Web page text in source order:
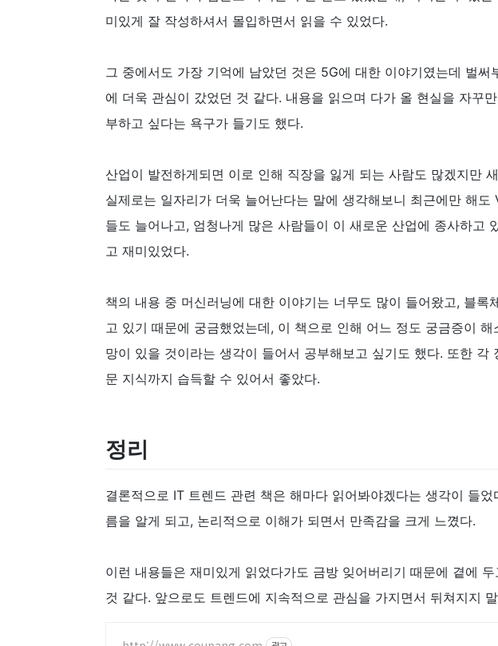
미있게 잘 작성하셔서 몰입하면서 읽을 수 있었다.
그 중에서도 가장 기억에 남았던 것은 5G에 대한 이야기였는데 벌써
에 더욱 관심이 갔었던 것 같다. 내용을 읽으며 다가 올 현실을 자꾸
부하고 싶다는 욕구가 들기도 했다.
산업이 발전하게되면 이로 인해 직장을 잃게 되는 사람도 많겠지만
실제로는 일자리가 더욱 늘어난다는 말에 생각해보니 최근에만 해도
들도 늘어나고, 엄청나게 많은 사람들이 이 새로운 산업에 종사하고
고 재미있었다.
책의 내용 중 머신러닝에 대한 이야기는 너무도 많이 들어왔고, 블록
고 있기 때문에 궁금했었는데, 이 책으로 인해 어느 정도 궁금증이
망이 있을 것이라는 생각이 들어서 공부해보고 싶기도 했다. 또한 각
문 지식까지 습득할 수 있어서 좋았다.
정리
결론적으로 IT 트렌드 관련 책은 해마다 읽어봐야겠다는 생각이 들
름을 알게 되고, 논리적으로 이해가 되면서 만족감을 크게 느꼈다.
이런 내용들은 재미있게 읽었다가도 금방 잊어버리기 때문에 곁에
것 같다. 앞으로도 트렌드에 지속적으로 관심을 가지면서 뒤쳐지지